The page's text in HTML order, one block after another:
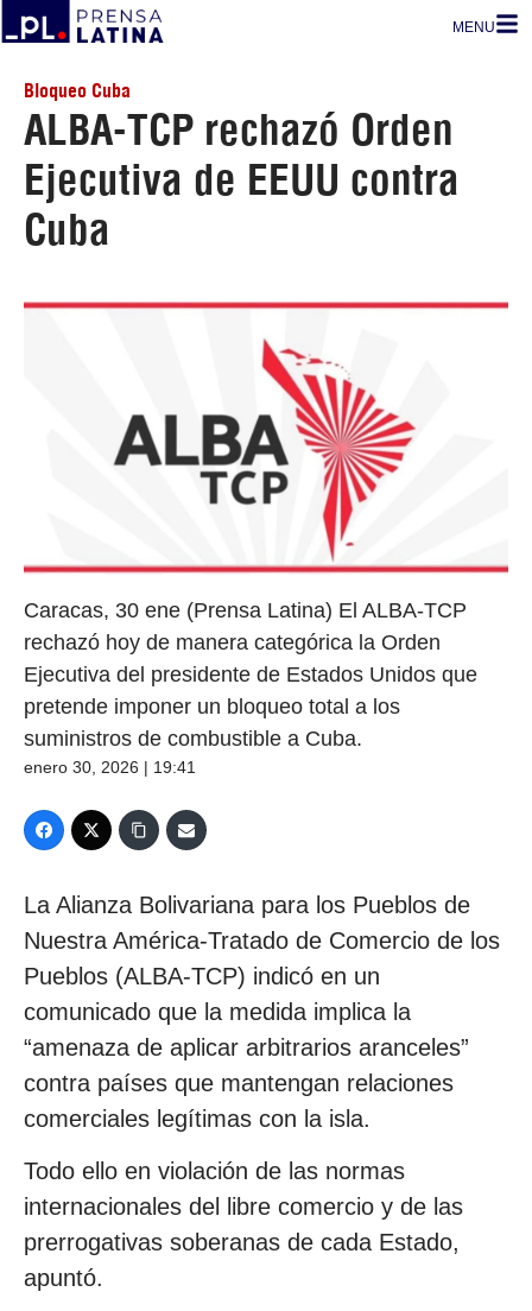
MENU
Bloqueo Cuba
ALBA-TCP rechazó Orden
Ejecutiva de EEUU contra
Cuba
Caracas, 30 ene (Prensa Latina) El ALBA-TCP
rechazó hoy de manera categórica la Orden
Ejecutiva del presidente de Estados Unidos que
pretende imponer un bloqueo total a los
suministros de combustible a Cuba.
enero 30, 2026 | 19:41
La Alianza Bolivariana para los Pueblos de
Nuestra América-Tratado de Comercio de los
Pueblos (ALBA-TCP) indicó en un
comunicado que la medida implica la
“amenaza de aplicar arbitrarios aranceles”
contra países que mantengan relaciones
comerciales legítimas con la isla.
Todo ello en violación de las normas
internacionales del libre comercio y de las
prerrogativas soberanas de cada Estado,
apuntó.